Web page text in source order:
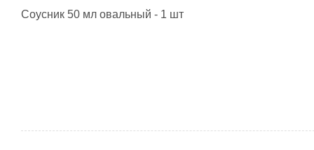
Соусник 50 мл овальный - 1 шт